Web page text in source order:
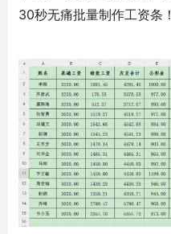
30秒无痛批量制作工资条！